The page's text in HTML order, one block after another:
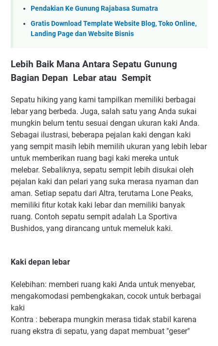
Pendakian Ke Gunung Rajabasa Sumatra
Gratis Download Template Website Blog, Toko Online,
Landing Page dan Website Bisnis
Lebih Baik Mana Antara Sepatu Gunung
Bagian Depan Lebar atau Sempit
Sepatu hiking yang kami tampilkan memiliki berbagai
lebar yang berbeda. Juga, salah satu yang Anda sukai
mungkin belum tentu sesuai dengan ukuran kaki Anda.
Sebagai ilustrasi, beberapa pejalan kaki dengan kaki
yang sempit masih lebih memilih ukuran yang lebih lebar
untuk memberikan ruang bagi kaki mereka untuk
melebar. Sebaliknya, sepatu sempit lebih disukai oleh
pejalan kaki dan pelari yang suka merasa nyaman dan
aman. Setiap sepatu dari Altra, terutama Lone Peaks,
memiliki fitur kotak kaki lebar dan memiliki banyak
ruang. Contoh sepatu sempit adalah La Sportiva
Bushidos, yang dirancang untuk memeluk kaki.
Kaki depan lebar
Kelebihan: memberi ruang kaki Anda untuk menyebar,
mengakomodasi pembengkakan, cocok untuk berbagai
kaki
Kontra : beberapa mungkin merasa tidak stabil karena
ruang ekstra di sepatu, yang dapat membuat "geser"